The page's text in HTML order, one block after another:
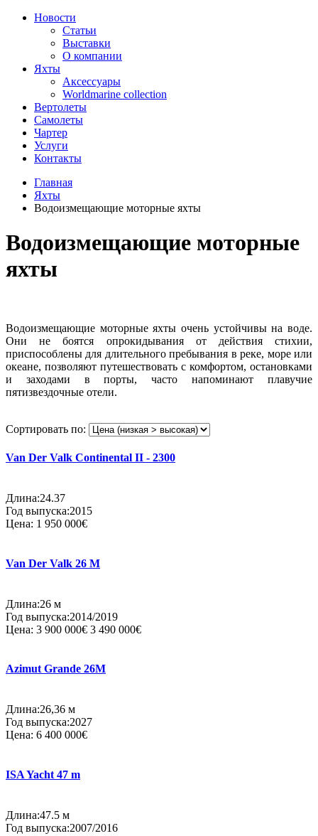
Новости
Статьи
Выставки
О компании
Яхты
Аксессуары
Worldmarine collection
Вертолеты
Самолеты
Чартер
Услуги
Контакты
Главная
Яхты
Водоизмещающие моторные яхты
Водоизмещающие моторные
яхты
Водоизмещающие моторные яхты очень устойчивы на воде.
Они не боятся опрокидывания от действия стихии,
приспособлены для длительного пребывания в реке, море или
океане, позволяют путешествовать с комфортом, остановками
и заходами в порты, часто напоминают плавучие
пятизвездочные отели.
Сортировать по:
Van Der Valk Continental II - 2300
Длина:24.37
Год выпуска:2015
Цена: 1 950 000€
Van Der Valk 26 M
Длина:26 м
Год выпуска:2014/2019
Цена: 3 900 000€ 3 490 000€
Azimut Grande 26M
Длина:26,36 м
Год выпуска:2027
Цена: 6 400 000€
ISA Yacht 47 m
Длина:47.5 м
Год выпуска:2007/2016